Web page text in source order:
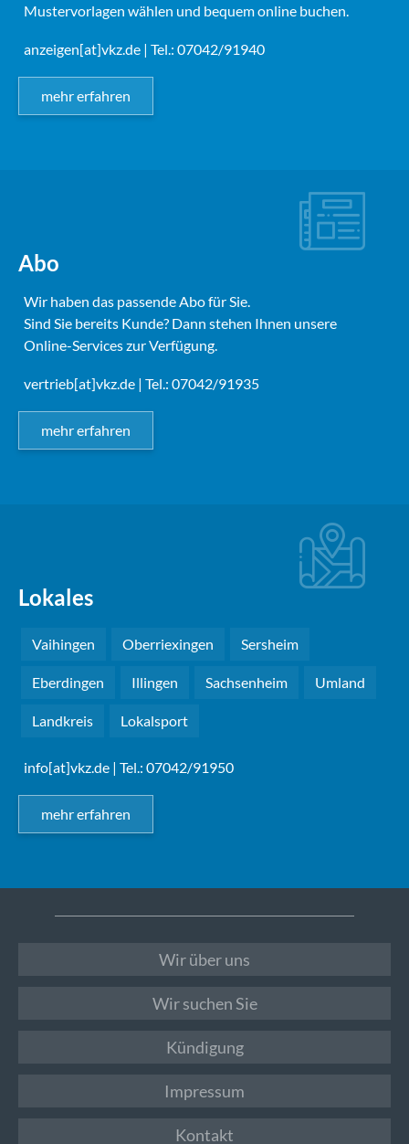
Mustervorlagen wählen und bequem online buchen.
anzeigen[at]vkz.de | Tel.: 07042/91940
mehr erfahren
Abo
Wir haben das passende Abo für Sie.
Sind Sie bereits Kunde? Dann stehen Ihnen unsere
Online-Services zur Verfügung.
vertrieb[at]vkz.de | Tel.: 07042/91935
mehr erfahren
Lokales
Vaihingen Oberriexingen Sersheim
Eberdingen Illingen Sachsenheim Umland
Landkreis Lokalsport
info[at]vkz.de | Tel.: 07042/91950
mehr erfahren
Wir über uns
Wir suchen Sie
Kündigung
Impressum
Kontakt